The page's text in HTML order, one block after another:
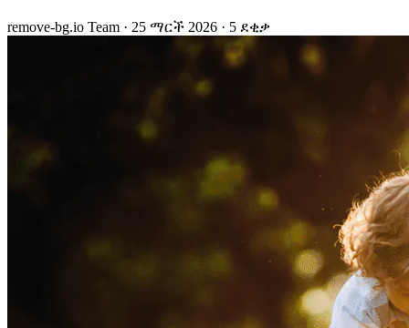
remove-bg.io Team · 25 ማርች 2026 · 5 ደቂቃ